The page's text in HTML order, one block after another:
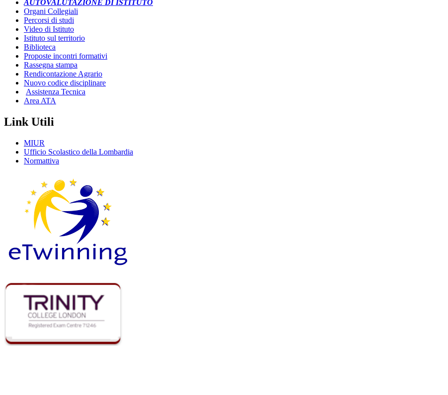
AUTOVALUTAZIONE DI ISTITUTO
Organi Collegiali
Percorsi di studi
Video di Istituto
Istituto sul territorio
Biblioteca
Proposte incontri formativi
Rassegna stampa
Rendicontazione Agrario
Nuovo codice disciplinare
Assistenza Tecnica
Area ATA
Link Utili
MIUR
Ufficio Scolastico della Lombardia
Normattiva